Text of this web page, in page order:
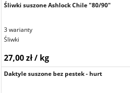
Śliwki suszone Ashlock Chile "80/90"
3 warianty
Śliwki
27,00 zł / kg
Daktyle suszone bez pestek - hurt